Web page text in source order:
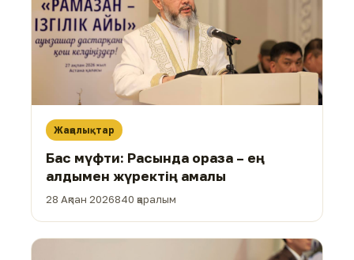
Жаңалықтар
Бас мүфти: Расында ораза – ең
алдымен жүректің амалы
28 Ақпан 2026840 қаралым